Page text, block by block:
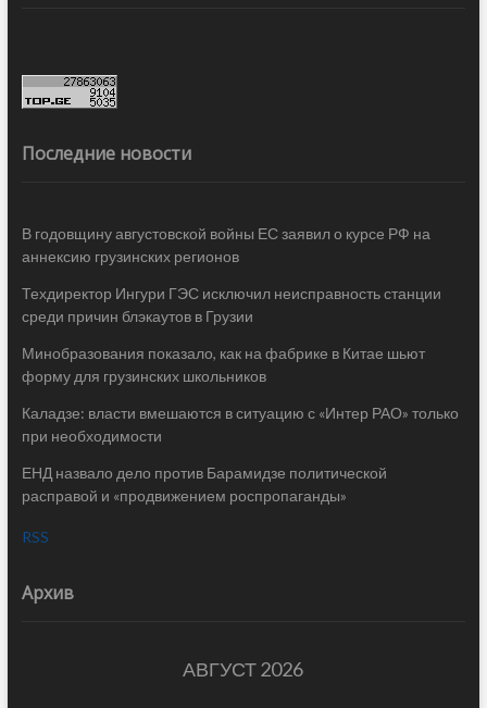
Последние новости
В годовщину августовской войны ЕС заявил о курсе РФ на
аннексию грузинских регионов
Техдиректор Ингури ГЭС исключил неисправность станции
среди причин блэкаутов в Грузии
Минобразования показало, как на фабрике в Китае шьют
форму для грузинских школьников
Каладзе: власти вмешаются в ситуацию с «Интер РАО» только
при необходимости
ЕНД назвало дело против Барамидзе политической
расправой и «продвижением роспропаганды»
RSS
Архив
АВГУСТ 2026